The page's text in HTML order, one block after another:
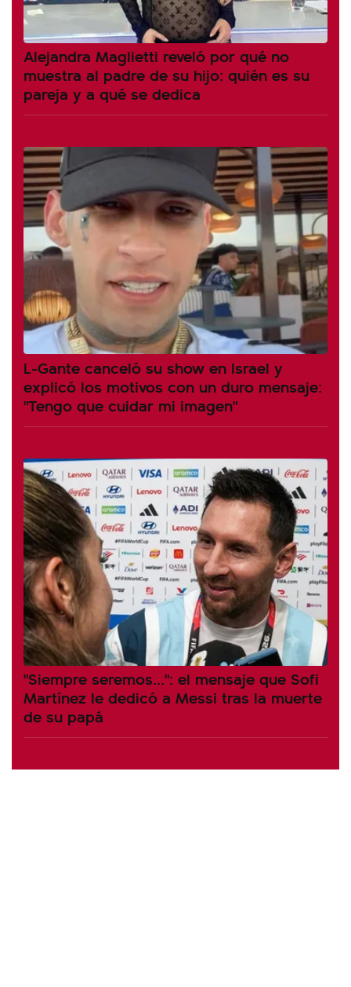
Alejandra Maglietti reveló por qué no
muestra al padre de su hijo: quién es su
pareja y a qué se dedica
L-Gante canceló su show en Israel y
explicó los motivos con un duro mensaje:
"Tengo que cuidar mi imagen"
"Siempre seremos...": el mensaje que Sofi
Martínez le dedicó a Messi tras la muerte
de su papá